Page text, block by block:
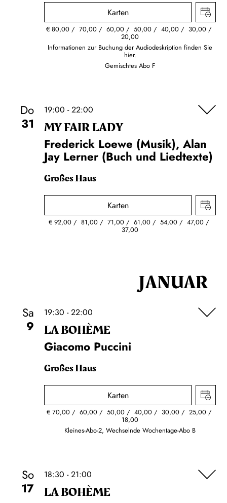
Karten
€80,00 70,00 60,00 50,00 40,00 30,00
20,00
Informationen zur Buchung der Audiodeskription finden Sie
hier.
Gemischtes Abo F
Do
31
19:00 - 22:00
MY FAIR LADY
Frederick Loewe (Musik), Alan
Jay Lerner (Buch und Liedtexte)
Großes Haus
Karten
€92,00 81,00 71,00 61,00 54,00 47,00
37,00
JANUAR
Sa
9
19:30 - 22:00
LA BOHÈME
Giacomo Puccini
Großes Haus
Karten
€ 70,00 60,00 50,00 40,00 30,00 25,00
18,00
Kleines-Abo-2, Wechselnde Wochentage-Abo B
So
17
18:30 - 21:00
LA BOHÈME